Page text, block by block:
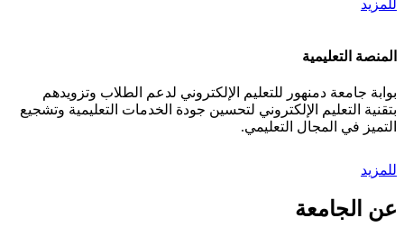
للمزيد
المنصة التعليمية
بوابة جامعة دمنهور للتعليم الإلكتروني لدعم الطلاب وتزويدهم
بتقنية التعليم الإلكتروني لتحسين جودة الخدمات التعليمية وتشجيع
التميز في المجال التعليمي.
للمزيد
عن الجامعة